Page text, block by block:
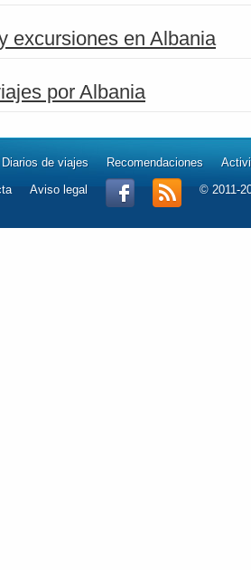
excursiones en Albania
por Albania
Diarios de viajes Recomendaciones
Aviso legal © 2011-